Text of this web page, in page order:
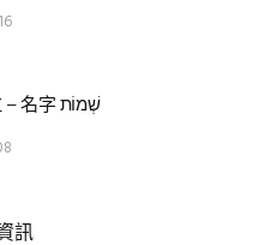
每周妥拉 – 名字 שְׁמוֹת
訊